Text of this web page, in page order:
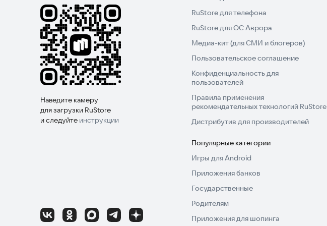
https://idengameshelp.github.io
Наведите камеру
для загрузки RuStore
и следуйте инструкции
RuStore для телефона
RuStore для ОС Аврора
Медиа-кит (для СМИ и блогеров)
Пользовательское соглашение
Конфиденциальность для
пользователей
Правила применения
рекомендательных технологий RuStore
Дистрибутив для производителей
Популярные категории
Игры для Android
Приложения банков
Государственные
Родителям
Приложения для шопинга